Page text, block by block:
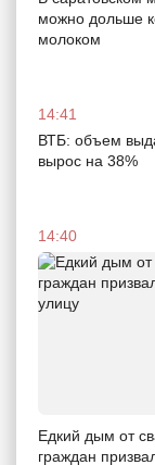
можно дольше
молоком
14:41
ВТБ: объем
вырос на 38%
14:40
Едкий дым от
граждан